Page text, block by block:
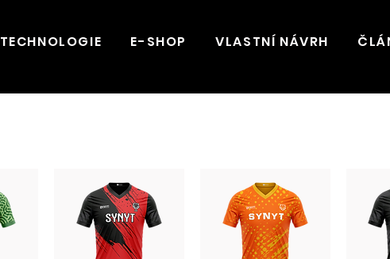
TECHNOLOGIE E-SHOP VLASTNÍ NÁVRH